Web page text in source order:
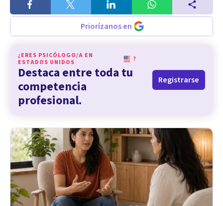
Priorízanos en
¿ERES PSICÓLOGO/A EN
ESTADOS UNIDOS
?
Destaca entre toda tu
competencia
profesional.
Registrarse